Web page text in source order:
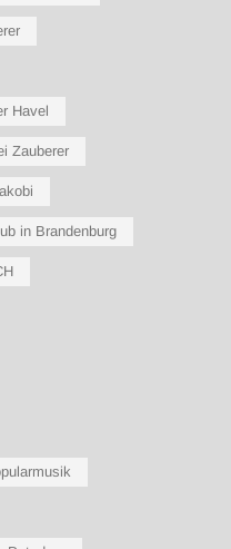
Havel
Zauberer
in Brandenburg